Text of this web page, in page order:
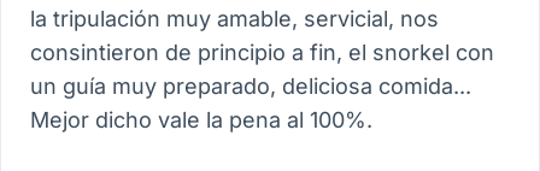
la tripulación muy amable, servicial, nos
consintieron de principio a fin, el snorkel con
un guía muy preparado, deliciosa comida...
Mejor dicho vale la pena al 100%.